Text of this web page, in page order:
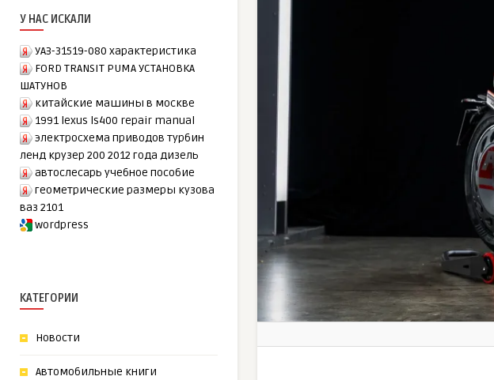
У НАС ИСКАЛИ
УАЗ-31519-080 характеристика
FORD TRANSIT PUMA УСТАНОВКА
ШАТУНОВ
китайские машины в москве
1991 lexus ls400 repair manual
электросхема приводов турбин
ленд крузер 200 2012 года дизель
автослесарь учебное пособие
геометрические размеры кузова
ваз 2101
wordpress
КАТЕГОРИИ
Новости
Автомобильные книги